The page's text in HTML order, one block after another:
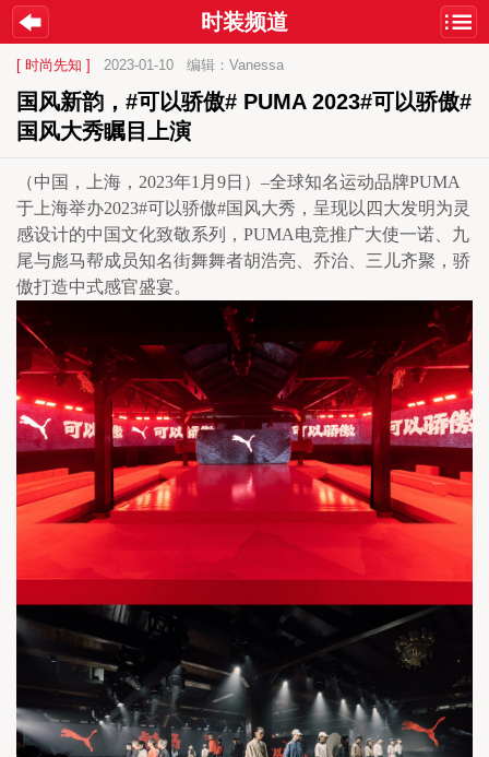
时装频道
[ 时尚先知 ] 2023-01-10 编辑：Vanessa
国风新韵，#可以骄傲# PUMA 2023#可以骄傲#
国风大秀瞩目上演
（中国，上海，2023年1月9日）–全球知名运动品牌PUMA
于上海举办2023#可以骄傲#国风大秀，呈现以四大发明为灵
感设计的中国文化致敬系列，PUMA电竞推广大使一诺、九
尾与彪马帮成员知名街舞舞者胡浩亮、乔治、三儿齐聚，骄
傲打造中式感官盛宴。